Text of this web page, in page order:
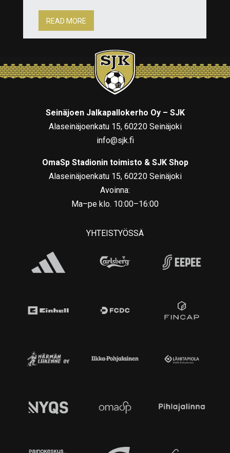
READ MORE
Seinäjoen Jalkapallokerho Oy – SJK
Alaseinäjoenkatu 15, 60220 Seinäjoki
info@sjk.fi
OmaSp Stadionin toimisto & SJK Shop
Alaseinäjoenkatu 15, 60220 Seinäjoki
Avoinna:
Ma–pe klo. 10:00–16:00
YHTEISTYÖSSÄ